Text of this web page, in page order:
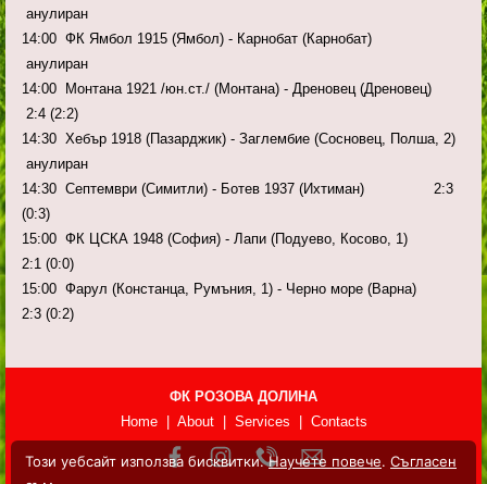
анулиран
14:00 ФК Ямбол 1915 (Ямбол) - Карнобат (Карнобат)
анулиран
14:00 Монтана 1921 /юн.ст./ (Монтана) - Дреновец (Дреновец)
2:4 (2:2)
14:30 Хебър 1918 (Пазарджик) - Заглембие (Сосновец, Полша, 2)
анулиран
14:30 Септември (Симитли) - Ботев 1937 (Ихтиман) 2:3
(0:3)
15:00 ФК ЦСКА 1948 (София) - Лапи (Подуево, Косово, 1)
2:1 (0:0)
15:00 Фарул (Констанца, Румъния, 1) - Черно море (Варна)
2:3 (0:2)
ФК РОЗОВА ДОЛИНА
Home | About | Services | Contacts
Този уебсайт използва бисквитки.Научете повече. Съгласен